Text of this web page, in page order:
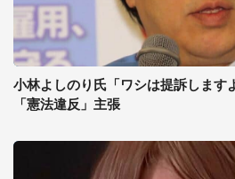
小林よしのり氏「ワシは提訴します
「憲法違反」主張